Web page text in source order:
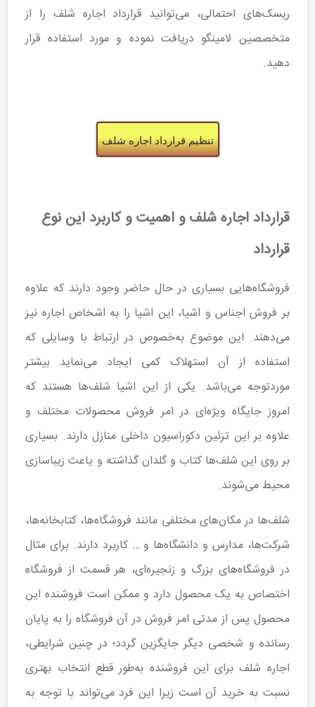
ریسک‌های احتمالی، می‌توانید قرارداد اجاره شلف را از
متخصصین لامینگو دریافت نموده و مورد استفاده قرار
دهید.
تنظیم قرارداد اجاره شلف
قرارداد اجاره شلف و اهمیت و کاربرد این نوع
قرارداد
فروشگاه‌هایی بسیاری در حال حاضر وجود دارند که علاوه
بر فروش اجناس و اشیا، این اشیا را به اشخاص اجاره نیز
می‌دهند. این موضوع به‌خصوص در ارتباط با وسایلی که
استفاده از آن استهلاک کمی ایجاد می‌نماید بیشتر
موردتوجه می‌باشد. یکی از این اشیا شلف‌ها هستند که
امروز جایگاه ویژه‌ای در امر فروش محصولات مختلف و
علاوه بر این تزئین دکوراسیون داخلی منازل دارند‌. بسیاری
بر روی این شلف‌ها کتاب و گلدان گذاشته و یاعث زیباسازی
محیط می‌شوند.
شلف‌ها در مکان‌های مختلفی مانند فروشگاه‌ها، کتابخانه‌ها،
شرکت‌ها، مدارس و دانشگاه‌ها و … کاربرد دارند. برای مثال
در فروشگاه‌های بزرگ و زنجیره‌ای، هر قسمت از فروشگاه
اختصاص به یک محصول دارد و ممکن است فروشنده این
محصول پس از مدتی امر فروش در آن فروشگاه را به پایان
رسانده و شخصی دیگر جایگزین گردد؛ در چنین شرایطی،
اجاره شلف برای این فروشنده به‌طور قطع انتخاب بهتری
نسبت به خرید آن است زیرا این فرد می‌تواند با توجه به